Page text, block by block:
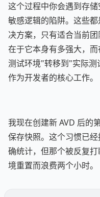
这个过程中你会遇到存
敏感逻辑的陷阱。这些
决方案，只有适合当前
在于它本身有多强大，
测试环境"转移到"实际
作为开发者的核心工作。
我现在创建新 AVD 后的
保存快照。这个习惯已
确统计，但那个被反复
境重置而浪费两个小时。